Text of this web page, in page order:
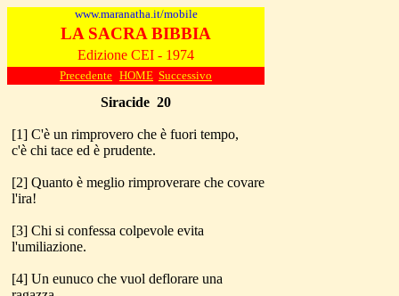
www.maranatha.it/mobile
LA SACRA BIBBIA
Edizione CEI - 1974
Precedente HOME Successivo
Siracide 20
[1] C'è un rimprovero che è fuori tempo,
c'è chi tace ed è prudente.
[2] Quanto è meglio rimproverare che covare
l'ira!
[3] Chi si confessa colpevole evita
l'umiliazione.
[4] Un eunuco che vuol deflorare una